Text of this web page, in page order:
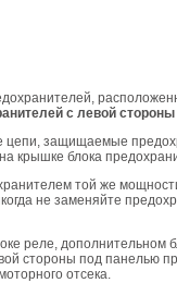
с левой
цепи, защищаемые
крышке блока
той же
не заменяйте
реле, дополнительном
стороны под панелью
отсека.